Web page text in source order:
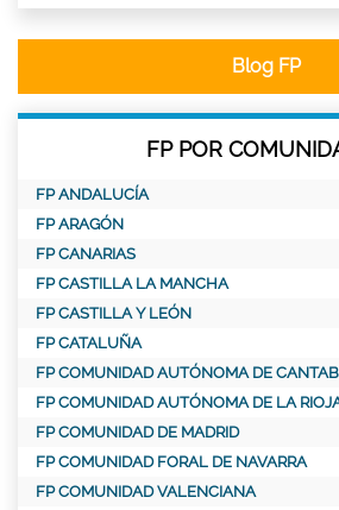
Blog FP
FP POR
FP ANDALUCÍA
FP ARAGÓN
FP CANARIAS
FP CASTILLA LA MANCHA
FP CASTILLA Y LEÓN
FP CATALUÑA
FP COMUNIDAD AUTÓNOMA DE
FP COMUNIDAD AUTÓNOMA DE LA
FP COMUNIDAD DE MADRID
FP COMUNIDAD FORAL DE NAVARRA
FP COMUNIDAD VALENCIANA